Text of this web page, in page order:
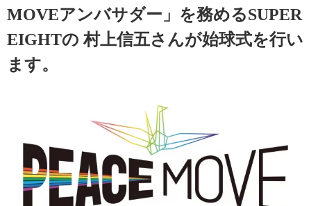
MOVEアンバサダー」を務めるSUPER
EIGHTの 村上信五さんが始球式を行い
ます。